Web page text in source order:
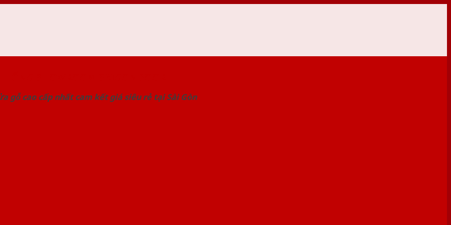
gỗ cao cấp nhất cam kết giá siêu rẻ tại Sài Gòn